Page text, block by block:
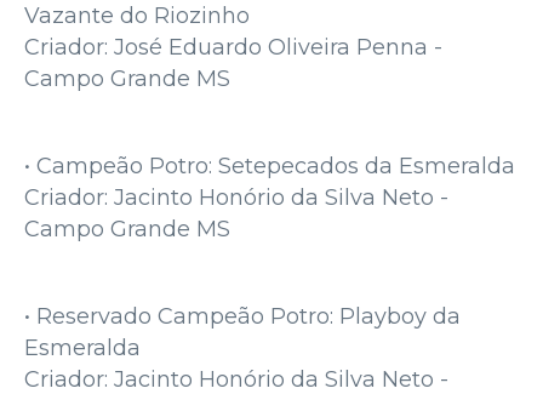
Vazante do Riozinho
Criador: José Eduardo Oliveira Penna -
Campo Grande MS
• Campeão Potro: Setepecados da Esmeralda
Criador: Jacinto Honório da Silva Neto -
Campo Grande MS
• Reservado Campeão Potro: Playboy da
Esmeralda
Criador: Jacinto Honório da Silva Neto -